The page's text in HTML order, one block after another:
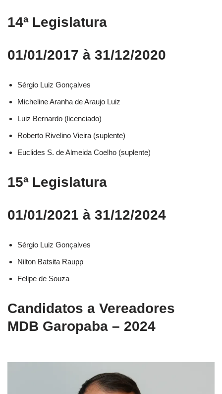
14ª Legislatura
01/01/2017 à 31/12/2020
Sérgio Luiz Gonçalves​
Micheline Aranha de Araujo Luiz​
Luiz Bernardo (licenciado)​
Roberto Rivelino Vieira (suplente)​
Euclides S. de Almeida Coelho (suplente)​
15ª Legislatura
01/01/2021 à 31/12/2024
Sérgio Luiz Gonçalves
Nilton Batsita Raupp
Felipe de Souza
Candidatos a Vereadores
MDB Garopaba – 2024